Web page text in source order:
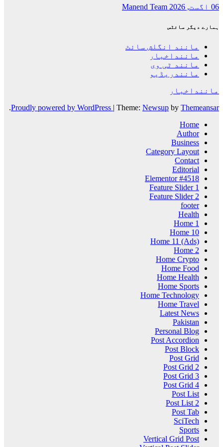
06 اگست, 2026 Manend Team
ہمارے دیگر سائٹس
مانند انگلش سائٹ
ماننداخبار
مانند ٹی وی
مانندریڈیو
ماننداخبار
Proudly powered by WordPress | Theme: Newsup by Themeansar
.
Home
Author
Business
Category Layout
Contact
Editorial
Elementor #4518
Feature Slider 1
Feature Slider 2
footer
Health
Home 1
Home 10
Home 11 (Ads)
Home 2
Home Crypto
Home Food
Home Health
Home Sports
Home Technology
Home Travel
Latest News
Pakistan
Personal Blog
Post Accordion
Post Block
Post Grid
Post Grid 2
Post Grid 3
Post Grid 4
Post List
Post List 2
Post Tab
SciTech
Sports
Vertical Grid Post